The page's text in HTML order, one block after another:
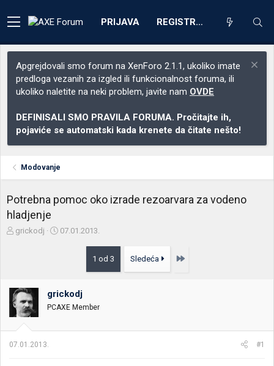
PRIJAVA REGISTRACIJA
Apgrejdovali smo forum na XenForo 2.1.1, ukoliko imate
predloga vezanih za izgled ili funkcionalnost foruma, ili
ukoliko naletite na neki problem, javite nam OVDE
DEFINISALI SMO PRAVILA FORUMA. Pročitajte ih,
pojaviće se automatski kada krenete da čitate nešto!
Modovanje
Potrebna pomoc oko izrade rezoarvara za vodeno
hladjenje
Z
i
k
t
e
m
grickodj
D
o
k
e
07.01.2013.
1 od 3 Sledeća Poslednja
grickodj
PCAXE Member
07.01.2013. #1